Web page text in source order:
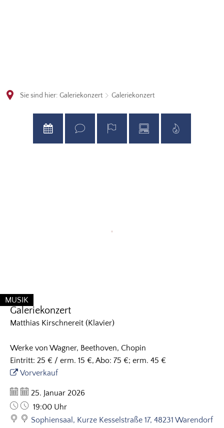
Sie sind hier: Galeriekonzert Galeriekonzert
MUSIK
KATEGORIE: MUSIK
Galeriekonzert
Matthias Kirschnereit (Klavier)
Werke von Wagner, Beethoven, Chopin
Eintritt: 25 € / erm. 15 €, Abo: 75 €; erm. 45 €
Vorverkauf
Datum:
25. Januar 2026
Uhrzeit:
19:00 Uhr
Sophiensaal, Kurze Kesselstraße 17, 48231 Warendorf